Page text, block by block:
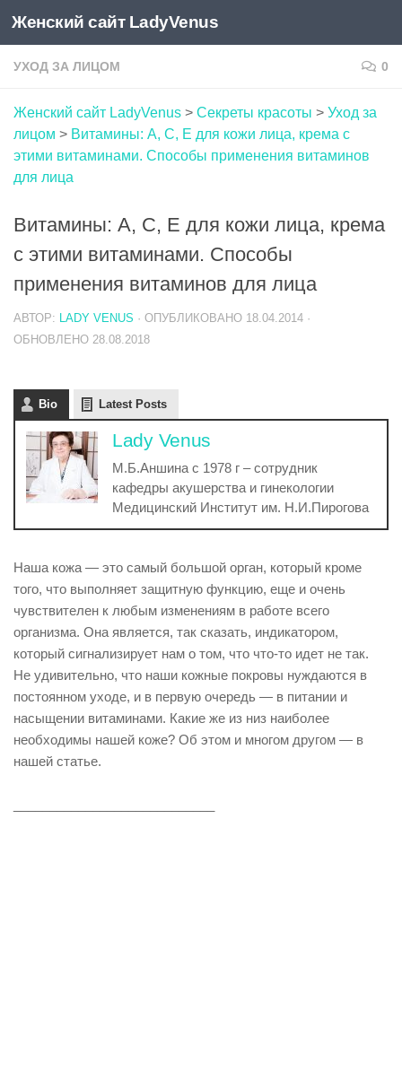
Skip to content
Женский сайт LadyVenus
УХОД ЗА ЛИЦОМ 0
Женский сайт LadyVenus > Секреты красоты > Уход за
лицом > Витамины: А, С, Е для кожи лица, крема с
этими витаминами. Способы применения витаминов
для лица
Витамины: А, С, Е для кожи лица, крема
с этими витаминами. Способы
применения витаминов для лица
АВТОР: LADY VENUS · ОПУБЛИКОВАНО 18.04.2014 ·
ОБНОВЛЕНО 28.08.2018
Bio Latest Posts
Lady Venus
М.Б.Аншина с 1978 г – сотрудник
кафедры акушерства и гинекологии
Медицинский Институт им. Н.И.Пирогова
Наша кожа — это самый большой орган, который кроме
того, что выполняет защитную функцию, еще и очень
чувствителен к любым изменениям в работе всего
организма. Она является, так сказать, индикатором,
который сигнализирует нам о том, что что-то идет не так.
Не удивительно, что наши кожные покровы нуждаются в
постоянном уходе, и в первую очередь — в питании и
насыщении витаминами. Какие же из низ наиболее
необходимы нашей коже? Об этом и многом другом — в
нашей статье.